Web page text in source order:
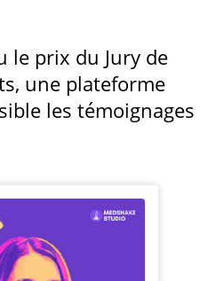
le prix du Jury de
une plateforme
les témoignages